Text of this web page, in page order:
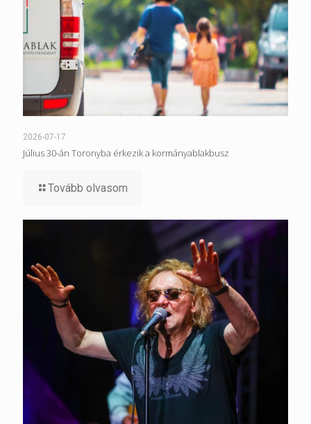
2026-07-17
Július 30-án Toronyba érkezik a kormányablakbusz
Tovább olvasom